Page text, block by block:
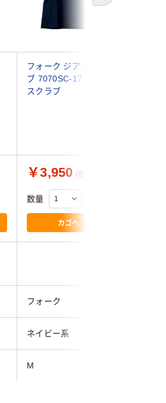
フォーク ジアスクラ
ブ 7070SC-17 1枚
スクラブ
￥3,950 （税込）
数量
カゴへ
フォーク
ネイビー系
M